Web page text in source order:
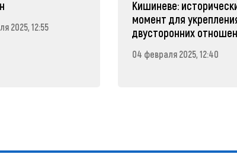
2025, 12:55
Кишиневе:
момент для
двусторонних
04 февраля 2025, 12:40